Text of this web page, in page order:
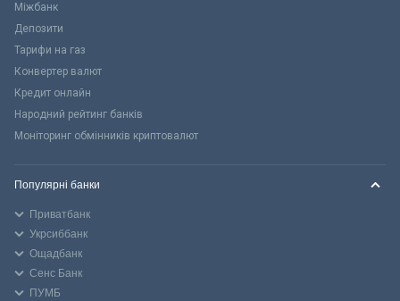
Міжбанк
Депозити
Тарифи на газ
Конвертер валют
Кредит онлайн
Народний рейтинг банків
Моніторинг обмінників криптовалют
Популярні банки
Приватбанк
Укрсиббанк
Ощадбанк
Сенс Банк
ПУМБ